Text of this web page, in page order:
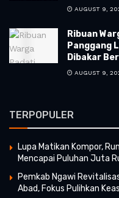
AUGUST 9,
Ribuan
Panggang
Dibakar
AUGUST 9,
TERPOPULER
Lupa Matikan Kompor,
Mencapai Puluhan Juta
Pemkab Ngawi
Abad, Fokus Pulihkan